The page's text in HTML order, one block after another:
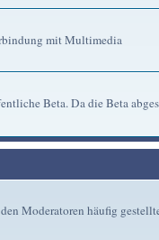
mit Multimedia
Beta. Da die Beta
Moderatoren häufig